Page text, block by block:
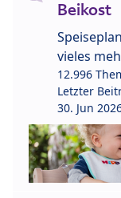
Beikost
vieles
12.996
Letzter
30. Jun